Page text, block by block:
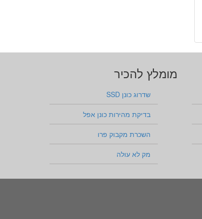
מומלץ להכיר
שדרוג כונן SSD
בדיקת מהירות כונן אפל
השכרת מקבוק פרו
מק לא עולה